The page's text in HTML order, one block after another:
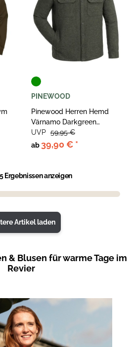
PINEWOOD
Pinewood Herren Hemd
Värnamo Darkgreen
Melange
ab 39,90 € *
UVP 59,95 €
Ergebnissen anzeigen
Artikel laden
& Blusen für warme Tage im
Revier